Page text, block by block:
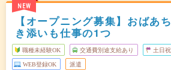
NEW
【オープニング募集】おばあ
き添いも仕事の1つ
職種未経験OK 交通費別途支給あり 土日
WEB登録OK 派遣